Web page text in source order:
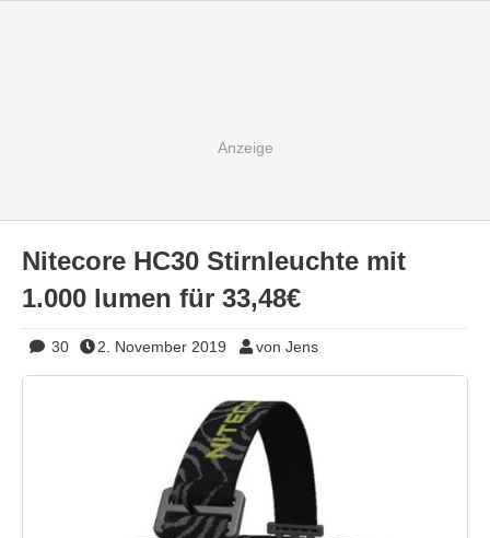
Nitecore HC30 Stirnleuchte mit
1.000 lumen für 33,48€
30 2. November 2019 von Jens